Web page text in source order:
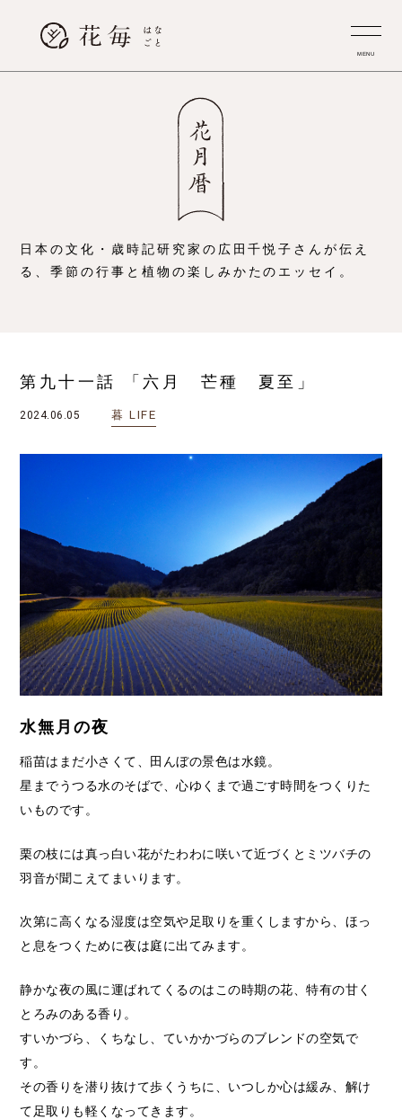
MENU
日本の文化・歳時記研究家の広田千悦子さんが伝え
る、季節の行事と植物の楽しみかたのエッセイ。
第九十一話 「六月 芒種 夏至」
2024.06.05 暮 LIFE
水無月の夜
稲苗はまだ小さくて、田んぼの景色は水鏡。
星までうつる水のそばで、心ゆくまで過ごす時間をつくりた
いものです。
栗の枝には真っ白い花がたわわに咲いて近づくとミツバチの
羽音が聞こえてまいります。
次第に高くなる湿度は空気や足取りを重くしますから、ほっ
と息をつくために夜は庭に出てみます。
静かな夜の風に運ばれてくるのはこの時期の花、特有の甘く
とろみのある香り。
すいかづら、くちなし、ていかかづらのブレンドの空気で
す。
その香りを潜り抜けて歩くうちに、いつしか心は緩み、解け
て足取りも軽くなってきます。